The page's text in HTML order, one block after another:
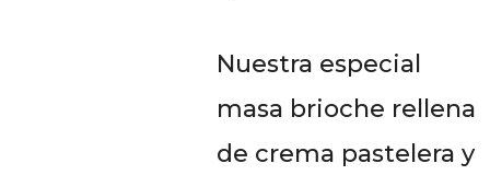
Nuestra especial
masa brioche rellena
de crema pastelera y